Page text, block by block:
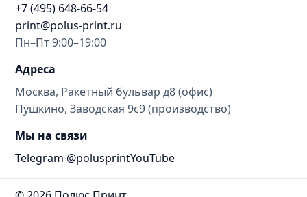
+7 (495) 648-66-54
print@polus-print.ru
Пн–Пт 9:00–19:00
Адреса
Москва, Ракетный бульвар д8 (офис)
Пушкино, Заводская 9с9 (производство)
Мы на связи
Telegram @polusprintYouTube